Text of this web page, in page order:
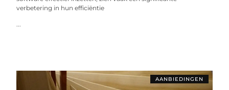
verbetering in hun efficiëntie
...
AANBIEDINGEN